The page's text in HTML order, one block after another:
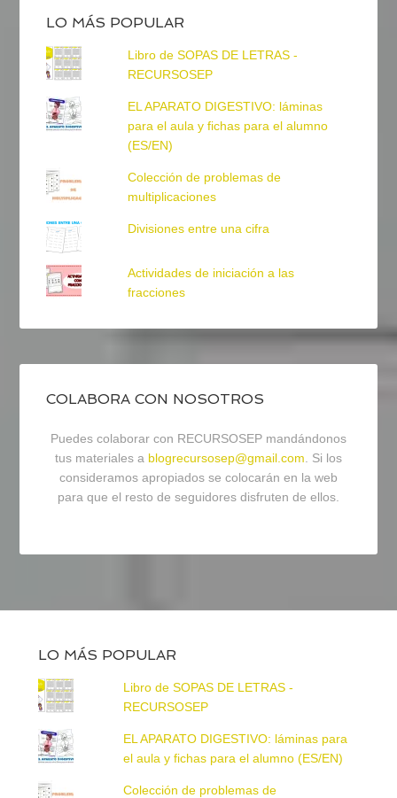
LO MÁS POPULAR
Libro de SOPAS DE LETRAS -
RECURSOSEP
EL APARATO DIGESTIVO: láminas
para el aula y fichas para el alumno
(ES/EN)
Colección de problemas de
multiplicaciones
Divisiones entre una cifra
Actividades de iniciación a las
fracciones
COLABORA CON NOSOTROS
Puedes colaborar con RECURSOSEP mandándonos
tus materiales a blogrecursosep@gmail.com. Si los
consideramos apropiados se colocarán en la web
para que el resto de seguidores disfruten de ellos.
LO MÁS POPULAR
Libro de SOPAS DE LETRAS -
RECURSOSEP
EL APARATO DIGESTIVO: láminas para
el aula y fichas para el alumno (ES/EN)
Colección de problemas de